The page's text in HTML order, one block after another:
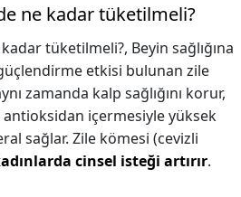
ne kadar tüketilmeli?
tüketilmeli?, Beyin sağlığına
etkisi bulunan zile
zamanda kalp sağlığını korur,
içermesiyle yüksek
sağlar. Zile kömesi (cevizli
cinsel isteği artırır.